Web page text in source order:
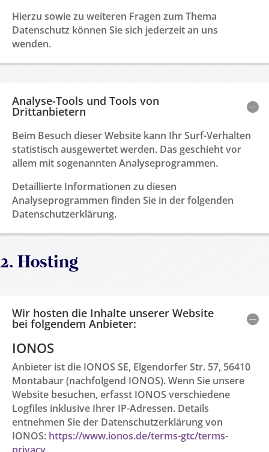
Hierzu sowie zu weiteren Fragen zum Thema
Datenschutz können Sie sich jederzeit an uns
wenden.
Analyse-Tools und Tools von
Drittanbietern
Beim Besuch dieser Website kann Ihr Surf-Verhalten
statistisch ausgewertet werden. Das geschieht vor
allem mit sogenannten Analyseprogrammen.
Detaillierte Informationen zu diesen
Analyseprogrammen finden Sie in der folgenden
Datenschutzerklärung.
2. Hosting
Wir hosten die Inhalte unserer Website
bei folgendem Anbieter:
IONOS
Anbieter ist die IONOS SE, Elgendorfer Str. 57, 56410
Montabaur (nachfolgend IONOS). Wenn Sie unsere
Website besuchen, erfasst IONOS verschiedene
Logfiles inklusive Ihrer IP-Adressen. Details
entnehmen Sie der Datenschutzerklärung von
IONOS: https://www.ionos.de/terms-gtc/terms-